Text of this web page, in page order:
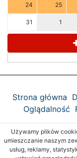
24 25
31 1
Strona główna
Oglądalność
Używamy plików
umieszczanie naszym
usług, reklamy,